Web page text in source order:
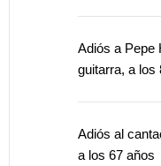
Adiós a Pepe
guitarra, a los
Adiós al
a los 67 años